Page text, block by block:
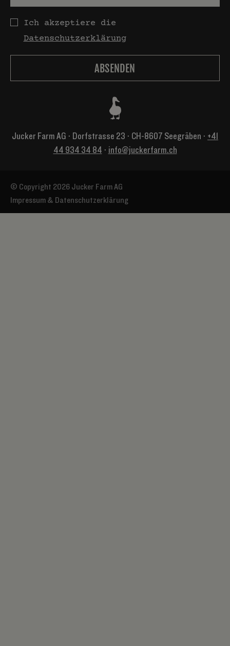
Datenschutz
Ich akzeptiere die
Datenschutzerklärung
Jucker Farm AG ⋅ Dorfstrasse 23 ⋅ CH-8607 Seegräben ⋅ +41
44 934 34 84 ⋅ info@juckerfarm.ch
© Copyright 2026 Jucker Farm AG
Impressum & Datenschutzerklärung